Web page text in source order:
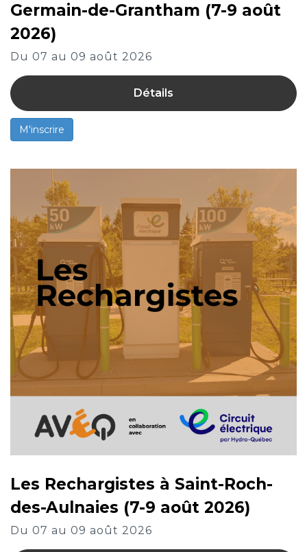
Germain-de-Grantham (7-9 août
2026)
Du 07 au 09 août 2026
Détails
M'inscrire
Les Rechargistes à Saint-Roch-
des-Aulnaies (7-9 août 2026)
Du 07 au 09 août 2026